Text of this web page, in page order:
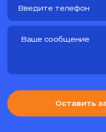
Оставить